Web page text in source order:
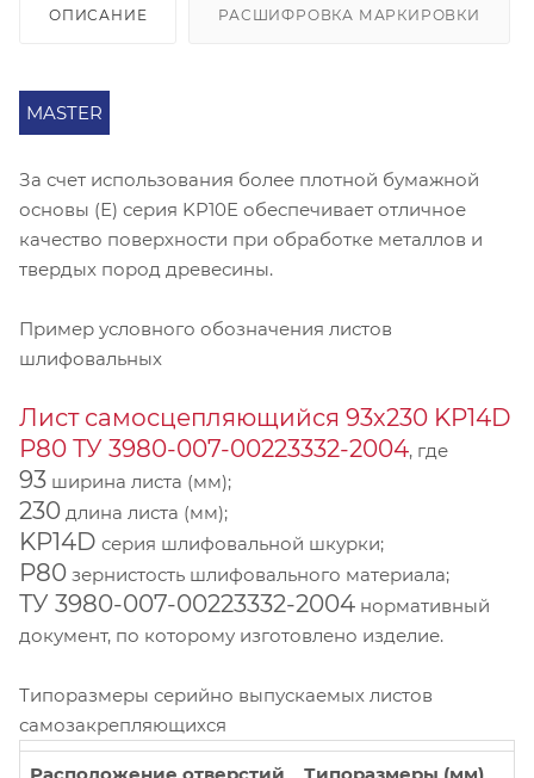
ОПИСАНИЕ РАСШИФРОВКА МАРКИРОВКИ
MASTER
За счет использования более плотной бумажной
основы (Е) серия KP10E обеспечивает отличное
качество поверхности при обработке металлов и
твердых пород древесины.
Пример условного обозначения листов
шлифовальных
Лист самосцепляющийся 93х230 KP14D
Р80 ТУ 3980-007-00223332-2004, где
93 ширина листа (мм);
230 длина листа (мм);
KP14D серия шлифовальной шкурки;
Р80 зернистость шлифовального материала;
ТУ 3980-007-00223332-2004 нормативный
документ, по которому изготовлено изделие.
Типоразмеры серийно выпускаемых листов
самозакрепляющихся